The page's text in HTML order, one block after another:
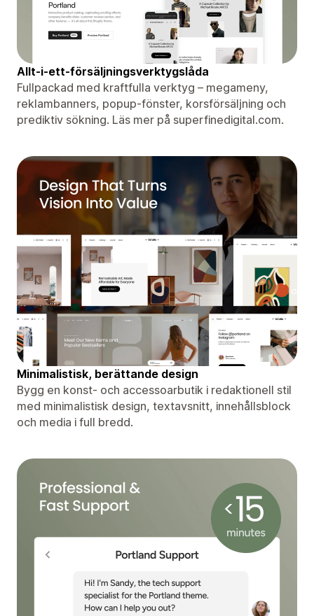
Allt-i-ett-försäljningsverktygslåda
Fullpackad med kraftfulla verktyg – megameny,
reklambanners, popup-fönster, korsförsäljning och
prediktiv sökning. Läs mer på superfinedigital.com.
Minimalistisk, berättande design
Bygg en konst- och accessoarbutik i redaktionell stil
med minimalistisk design, textavsnitt, innehållsblock
och media i full bredd.